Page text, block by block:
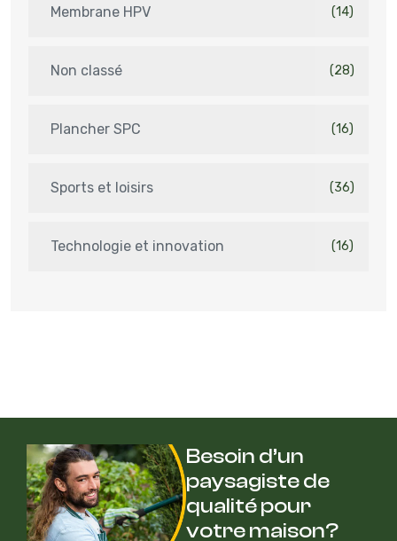
Membrane HPV (14)
Non classé (28)
Plancher SPC (16)
Sports et loisirs (36)
Technologie et innovation (16)
Besoin d’un
paysagiste de
qualité pour
votre maison?